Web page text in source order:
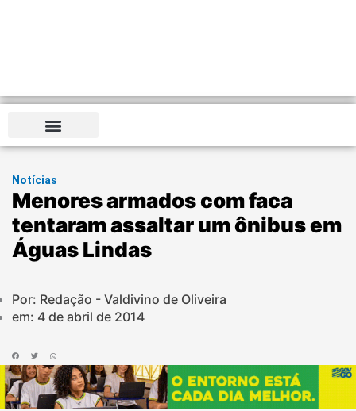
Notícias
Menores armados com faca
tentaram assaltar um ônibus em
Águas Lindas
Por: Redação - Valdivino de Oliveira
em: 4 de abril de 2014